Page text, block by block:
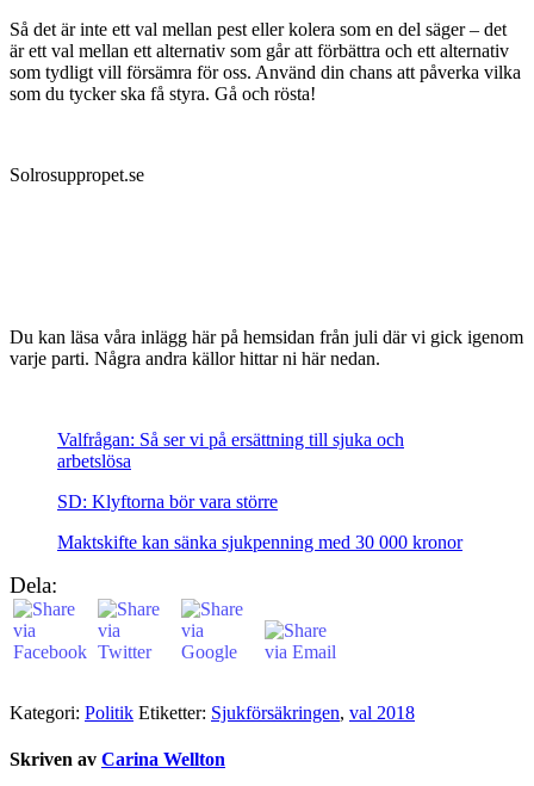
Så det är inte ett val mellan pest eller kolera som en del säger – det
är ett val mellan ett alternativ som går att förbättra och ett alternativ
som tydligt vill försämra för oss. Använd din chans att påverka vilka
som du tycker ska få styra. Gå och rösta!
Solrosuppropet.se
Du kan läsa våra inlägg här på hemsidan från juli där vi gick igenom
varje parti. Några andra källor hittar ni här nedan.
Valfrågan: Så ser vi på ersättning till sjuka och
arbetslösa
SD: Klyftorna bör vara större
Maktskifte kan sänka sjukpenning med 30 000 kronor
Dela:
Kategori: Politik Etiketter: Sjukförsäkringen, val 2018
Skriven av Carina Wellton